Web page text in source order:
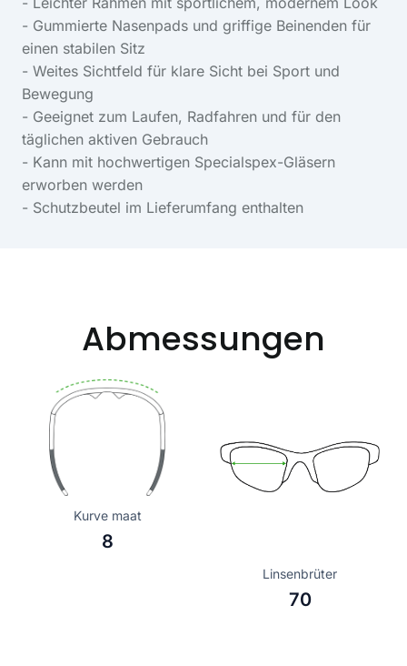
- Gummierte Nasenpads und griffige Beinenden für
einen stabilen Sitz
- Weites Sichtfeld für klare Sicht bei Sport und
Bewegung
- Geeignet zum Laufen, Radfahren und für den
täglichen aktiven Gebrauch
- Kann mit hochwertigen Specialspex-Gläsern
erworben werden
- Schutzbeutel im Lieferumfang enthalten
Abmessungen
Kurve maat
8
Linsenbrüter
70